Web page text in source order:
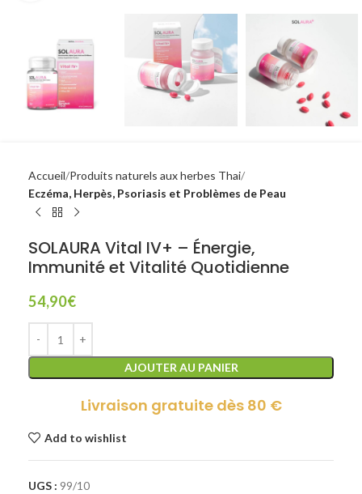
Accueil Produits naturels aux herbes Thai
Eczéma, Herpès, Psoriasis et Problèmes de Peau
SOLAURA Vital IV+ – Énergie,
Immunité et Vitalité Quotidienne
54,90€
AJOUTER AU PANIER
Livraison gratuite dès 80 €
Add to wishlist
UGS : 99/10